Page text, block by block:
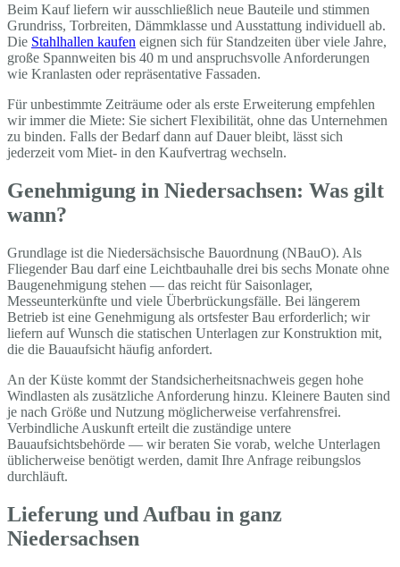
Beim Kauf liefern wir ausschließlich neue Bauteile und stimmen
Grundriss, Torbreiten, Dämmklasse und Ausstattung individuell ab.
Die Stahlhallen kaufen eignen sich für Standzeiten über viele Jahre,
große Spannweiten bis 40 m und anspruchsvolle Anforderungen
wie Kranlasten oder repräsentative Fassaden.
Für unbestimmte Zeiträume oder als erste Erweiterung empfehlen
wir immer die Miete: Sie sichert Flexibilität, ohne das Unternehmen
zu binden. Falls der Bedarf dann auf Dauer bleibt, lässt sich
jederzeit vom Miet- in den Kaufvertrag wechseln.
Genehmigung in Niedersachsen: Was gilt
wann?
Grundlage ist die Niedersächsische Bauordnung (NBauO). Als
Fliegender Bau darf eine Leichtbauhalle drei bis sechs Monate ohne
Baugenehmigung stehen — das reicht für Saisonlager,
Messeunterkünfte und viele Überbrückungsfälle. Bei längerem
Betrieb ist eine Genehmigung als ortsfester Bau erforderlich; wir
liefern auf Wunsch die statischen Unterlagen zur Konstruktion mit,
die die Bauaufsicht häufig anfordert.
An der Küste kommt der Standsicherheitsnachweis gegen hohe
Windlasten als zusätzliche Anforderung hinzu. Kleinere Bauten sind
je nach Größe und Nutzung möglicherweise verfahrensfrei.
Verbindliche Auskunft erteilt die zuständige untere
Bauaufsichtsbehörde — wir beraten Sie vorab, welche Unterlagen
üblicherweise benötigt werden, damit Ihre Anfrage reibungslos
durchläuft.
Lieferung und Aufbau in ganz
Niedersachsen